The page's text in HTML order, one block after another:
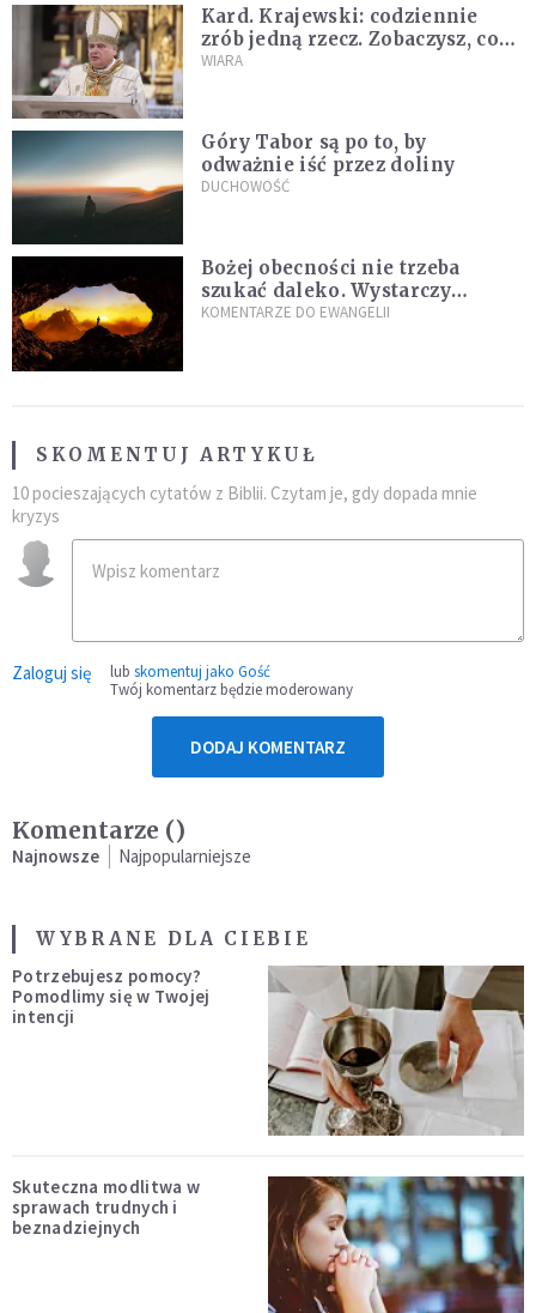
Kard. Krajewski: codziennie
zrób jedną rzecz. Zobaczysz, co
stanie się z twoim życiem
WIARA
Góry Tabor są po to, by
odważnie iść przez doliny
DUCHOWOŚĆ
Bożej obecności nie trzeba
szukać daleko. Wystarczy
nauczyć się słuchać
KOMENTARZE DO EWANGELII
SKOMENTUJ ARTYKUŁ
10 pocieszających cytatów z Biblii. Czytam je, gdy dopada mnie
kryzys
Zaloguj się lub skomentuj jako Gość
Twój komentarz będzie moderowany
DODAJ KOMENTARZ
Komentarze ()
Najnowsze Najpopularniejsze
WYBRANE DLA CIEBIE
Potrzebujesz pomocy?
Pomodlimy się w Twojej
intencji
Skuteczna modlitwa w
sprawach trudnych i
beznadziejnych